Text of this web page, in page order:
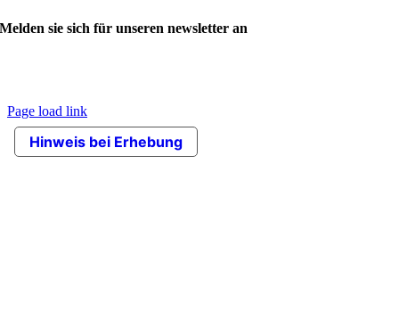
Melden sie sich für unseren newsletter an
Page load link
Nach
obenHinweis bei Erhebung